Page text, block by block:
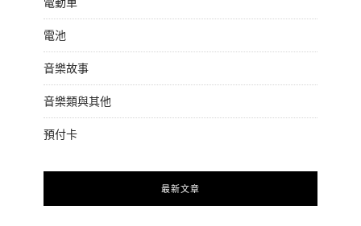
電池
音樂故事
音樂類與其他
預付卡
最新文章